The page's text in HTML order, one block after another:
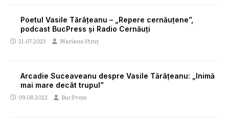
Poetul Vasile Tărâțeanu – „Repere cernăuțene”,
podcast BucPress și Radio Cernăuți
21.07.2023 Mariana Struț
Arcadie Suceaveanu despre Vasile Tărâțeanu: „Inimă
mai mare decât trupul”
09.08.2022 BucPress